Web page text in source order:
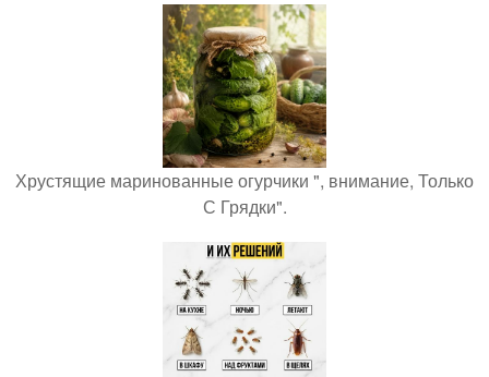
Хрустящие маринованные огурчики ", внимание, Только
С Грядки".